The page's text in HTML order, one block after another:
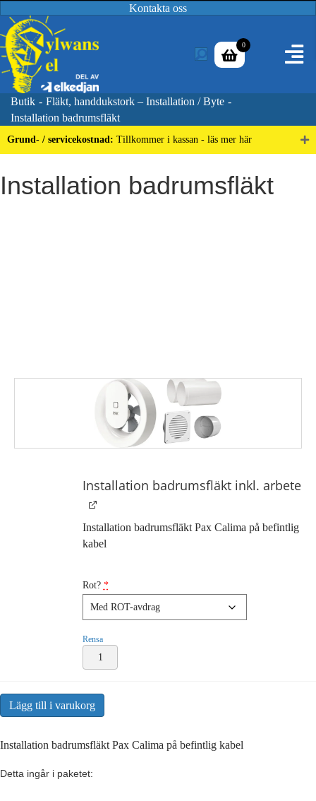
Kontakta oss
0
Butik - Fläkt, handdukstork – Installation / Byte -
Installation badrumsfläkt
Grund- / servicekostnad: Tillkommer i kassan - läs mer här
Installation badrumsfläkt
Installation badrumsfläkt inkl. arbete
Installation badrumsfläkt Pax Calima på befintlig
kabel
Rot? *
Rensa
Installation
badrumsfläkt
arbete
mängd
Lägg till i varukorg
Installation badrumsfläkt Pax Calima på befintlig kabel
Detta ingår i paketet: